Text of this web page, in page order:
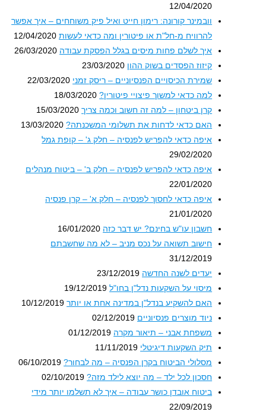
12/04/2020
וובמינר קורונה: רימון חייט ואיל פיק משוחחים – איך אפשר
להרוויח מ-חל"ת או פיטורין ומה כדאי לעשות 12/04/2020
איך לשלם פחות מיסים בגלל הפסקת עבודה 26/03/2020
קיזוז הפסדים בשוק ההון 23/03/2020
שמירת הכיסויים הפנסיוניים – ריסק זמני 22/03/2020
למה כדאי למשוך פיצויי פיטורין? 18/03/2020
קרן ביטחון – למה זה חשוב וכמה צריך 15/03/2020
האם כדאי לדחות את תשלומי המשכנתה? 13/03/2020
איפה כדאי להפריש לפנסיה – חלק ג' – קופת גמל
29/02/2020
איפה כדאי להפריש לפנסיה – חלק ב' – ביטוח מנהלים
22/01/2020
איפה כדאי לחסוך לפנסיה – חלק א' – קרן פנסיה
21/01/2020
חשבון עו"ש בחינם? יש דבר כזה 16/01/2020
חישוב תשואה על נכס מניב – לא מה שחשבתם
31/12/2019
יעדים לשנה החדשה 23/12/2019
מיסוי על השקעות נדל"ן בחו"ל 19/12/2019
האם להשקיע בנדל"ן במדינה אחת או יותר 10/12/2019
ניוד מוצרים פנסיוניים 02/12/2019
משפחת אבני – תיאור מקרה 01/12/2019
תיק השקעות דיגיטלי 11/11/2019
מסלולי הביטוח בקרן הפנסיה – מה לבחור? 06/10/2019
חסכון לכל ילד – מה יוצא לילד מזה? 02/10/2019
ביטוח אובדן כושר עבודה – איך לא תשלמו יותר מידי
22/09/2019